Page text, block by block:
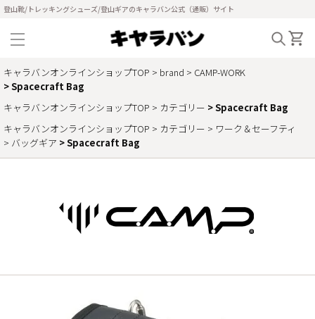
登山靴/トレッキングシューズ/登山ギアのキャラバン公式（通販）サイト
キャラバンオンラインショップTOP brand
CAMP-WORK
Spacecraft Bag
キャラバンオンラインショップTOP
カテゴリー
Spacecraft Bag
キャラバンオンラインショップTOP
カテゴリー
ワーク＆セーフティ
バッグギア
Spacecraft Bag